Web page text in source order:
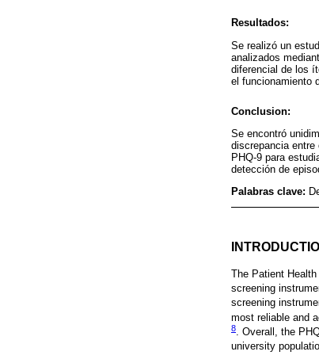
Resultados:
Se realizó un
analizados
diferencial de los
el funcionamiento
Conclusion:
Se encontró
discrepancia entre
PHQ-9 para
detección de
Palabras clave:
The Patient
screening
screening
most reliable and
8. Overall, the
university